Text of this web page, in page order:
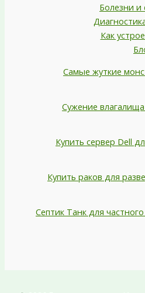
Болезни
Как
Самые жуткие
Сужение
Купить сервер Dell
Купить раков для
Септик Танк для